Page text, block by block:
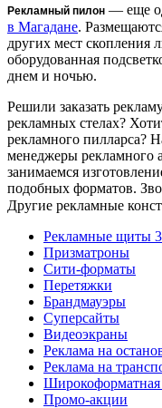
Рекламный пилон — еще
в Магадане.
других мест
оборудованная
днем и ночью.
Решили заказать
рекламных стелах?
рекламного пилларса?
менеджеры рекламного
занимаемся
подобных форматов.
Другие рекламные
Рекламные щиты
Призматроны
Сити-форматы
Перетяжки
Брандмауэры
Суперсайты
Видеоэкраны
Реклама на
Реклама на
Широкоформатная
Промо-акции